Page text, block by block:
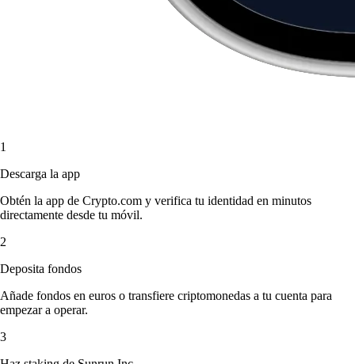
1
Descarga la app
Obtén la app de Crypto.com y verifica tu identidad en minutos
directamente desde tu móvil.
2
Deposita fondos
Añade fondos en euros o transfiere criptomonedas a tu cuenta para
empezar a operar.
3